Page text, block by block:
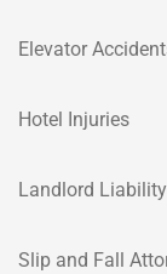
Elevator
Hotel Injuries
Landlord Liability
Slip and Fall